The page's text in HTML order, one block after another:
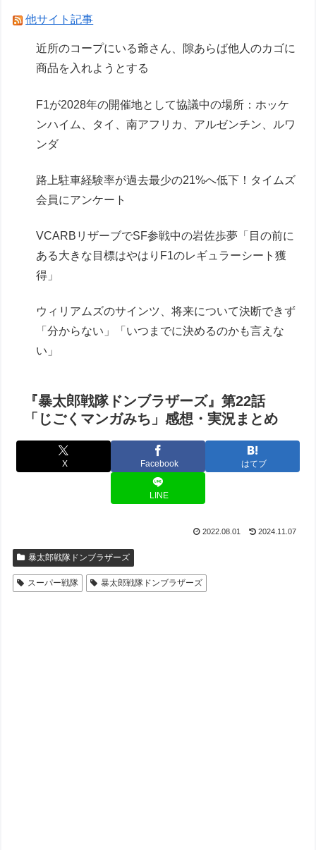
他サイト記事
近所のコープにいる爺さん、隙あらば他人のカゴに
商品を入れようとする
F1が2028年の開催地として協議中の場所：ホッケ
ンハイム、タイ、南アフリカ、アルゼンチン、ルワ
ンダ
路上駐車経験率が過去最少の21%へ低下！タイムズ
会員にアンケート
VCARBリザーブでSF参戦中の岩佐歩夢「目の前に
ある大きな目標はやはりF1のレギュラーシート獲
得」
ウィリアムズのサインツ、将来について決断できず
「分からない」「いつまでに決めるのかも言えな
い」
『暴太郎戦隊ドンブラザーズ』第22話
「じごくマンガみち」感想・実況まとめ
X Facebook はてブ
LINE
2022.08.01 2024.11.07
暴太郎戦隊ドンブラザーズ
スーパー戦隊 暴太郎戦隊ドンブラザーズ